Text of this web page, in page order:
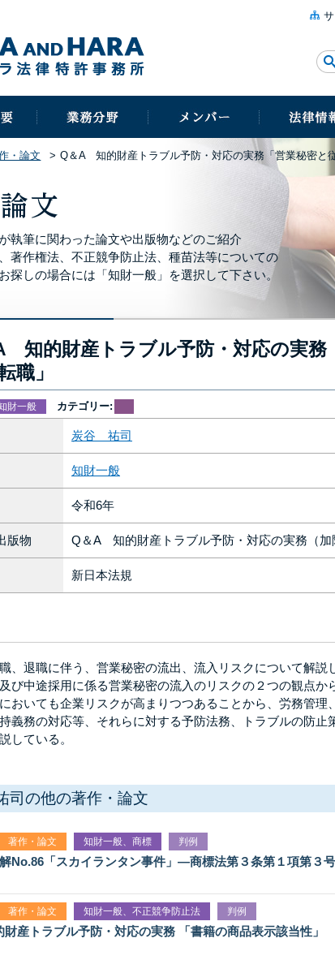
・論文 Q＆A 知的財産トラブル予防・対応の実務「営業秘密と
執筆に関わった論文や出版物などのご紹介
著作権法、不正競争防止法、種苗法等についての
探しの場合には「知財一般」を選択して下さい。
知的財産トラブル予防・対応の実務
職」
財一般 カテゴリー:
炭谷 祐司
知財一般
令和6年
版物 Q＆A 知的財産トラブル予防・対応の実務（加
新日本法規
、退職に伴う、営業秘密の流出、流入リスクについて解説
び中途採用に係る営業秘密の流入のリスクの２つの観点か
おいても企業リスクが高まりつつあることから、労務管理
義務の対応等、それらに対する予防法務、トラブルの防止
している。
の他の著作・論文
著作・論文 知財一般、商標 判例
No.86「スカイランタン事件」―商標法第３条第１項第３
著作・論文 知財一般、不正競争防止法 判例
産トラブル予防・対応の実務 「書籍の商品表示該当性」